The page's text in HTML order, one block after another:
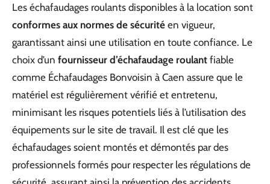
Les échafaudages roulants disponibles à la location sont
conformes aux normes de sécurité en vigueur,
garantissant ainsi une utilisation en toute confiance. Le
choix d’un fournisseur d’échafaudage roulant fiable
comme Échafaudages Bonvoisin à Caen assure que le
matériel est régulièrement vérifié et entretenu,
minimisant les risques potentiels liés à l’utilisation des
équipements sur le site de travail. Il est clé que les
échafaudages soient montés et démontés par des
professionnels formés pour respecter les régulations de